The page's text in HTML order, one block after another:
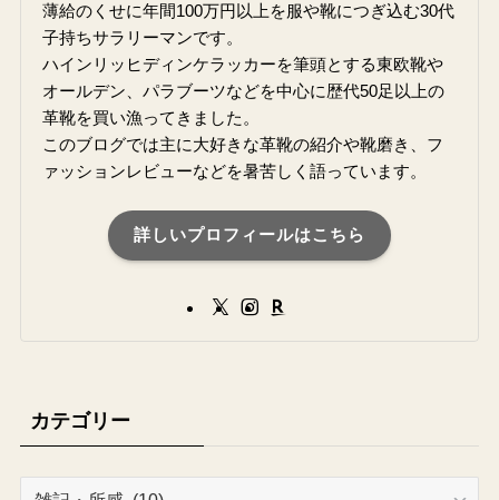
薄給のくせに年間100万円以上を服や靴につぎ込む30代
子持ちサラリーマンです。
ハインリッヒディンケラッカーを筆頭とする東欧靴や
オールデン、パラブーツなどを中心に歴代50足以上の
革靴を買い漁ってきました。
このブログでは主に大好きな革靴の紹介や靴磨き、フ
ァッションレビューなどを暑苦しく語っています。
詳しいプロフィールはこちら
カテゴリー
カ